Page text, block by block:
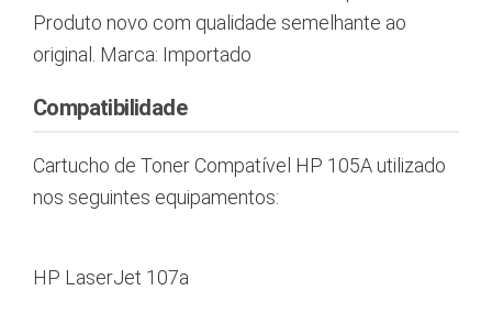
Produto novo com qualidade semelhante ao
original. Marca: Importado
Compatibilidade
Cartucho de Toner Compatível HP 105A utilizado
nos seguintes equipamentos:
HP LaserJet 107a